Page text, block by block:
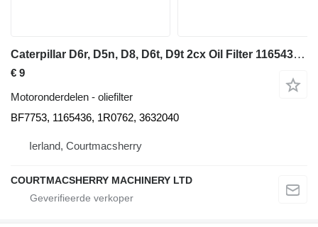
Caterpillar D6r, D5n, D8, D6t, D9t 2cx Oil Filter 1165436, 1r0762, 3632040 BF7753 oliefilter voor bulldozer
€ 9
Motoronderdelen - oliefilter
BF7753, 1165436, 1R0762, 3632040
Ierland, Courtmacsherry
COURTMACSHERRY MACHINERY LTD